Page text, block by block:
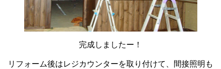
完成しましたー！
リフォーム後はレジカウンターを取り付けて、間接照明も